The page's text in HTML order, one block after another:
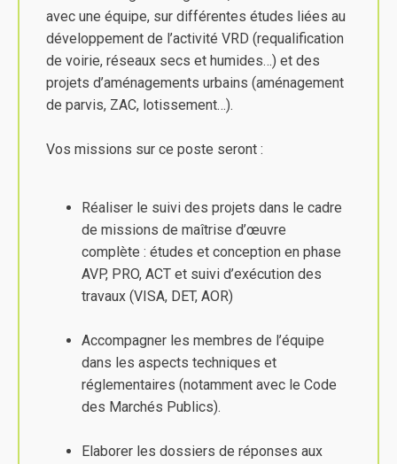
avec une équipe, sur différentes études liées au
développement de l’activité VRD (requalification
de voirie, réseaux secs et humides…) et des
projets d’aménagements urbains (aménagement
de parvis, ZAC, lotissement…).
Vos missions sur ce poste seront :
Réaliser le suivi des projets dans le cadre
de missions de maîtrise d’œuvre
complète : études et conception en phase
AVP, PRO, ACT et suivi d’exécution des
travaux (VISA, DET, AOR)
Accompagner les membres de l’équipe
dans les aspects techniques et
réglementaires (notamment avec le Code
des Marchés Publics).
Elaborer les dossiers de réponses aux